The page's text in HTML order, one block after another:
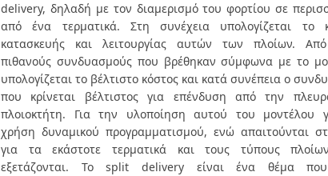
delivery, δηλαδή με τον διαμερισμό του φορτίου σε
από ένα τερματικά. Στη συνέχεια υπολογίζεται το
κατασκευής και λειτουργίας αυτών των πλοίων.
πιθανούς συνδυασμούς που βρέθηκαν σύμφωνα με το
υπολογίζεται το βέλτιστο κόστος και κατά συνέπεια ο
που κρίνεται βέλτιστος για επένδυση από την
πλοιοκτήτη. Για την υλοποίηση αυτού του μοντέλου
χρήση δυναμικού προγραμματισμού, ενώ απαιτούνται
για τα εκάστοτε τερματικά και τους τύπους
εξετάζονται. Το split delivery είναι ένα θέμα